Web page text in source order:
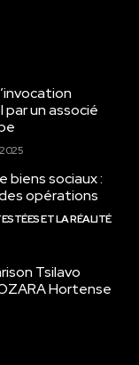
un associé
biens sociaux :
opérations
ET LA RÉALITÉ
Tsilavo
Hortense